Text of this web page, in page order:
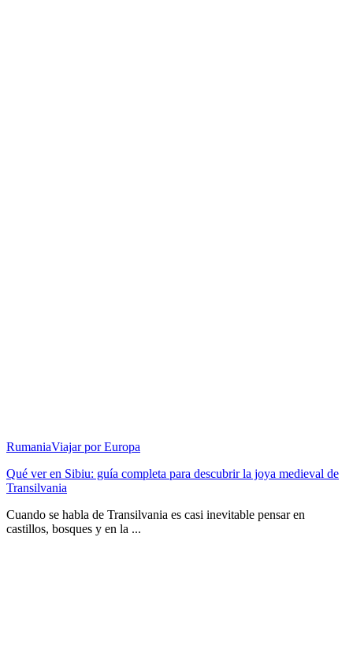
RumaniaViajar por Europa
Qué ver en Sibiu: guía completa para descubrir la joya medieval de
Transilvania
Cuando se habla de Transilvania es casi inevitable pensar en
castillos, bosques y en la ...